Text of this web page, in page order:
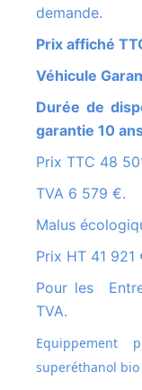
demande.
Prix affiché
Véhicule
Durée de disponibilité des pièces détachées:
garantie 10
Prix TTC 48
TVA 6 579 €.
Malus
Prix HT 41 921
Pour les Entreprise le paiement dû est HORS
TVA.
superéthanol